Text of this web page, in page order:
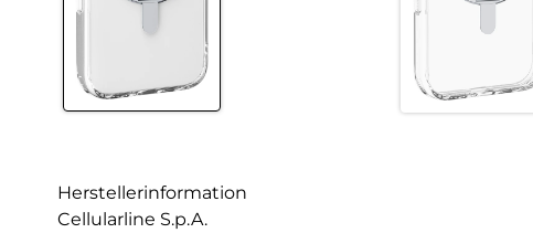
Herstellerinformation
Cellularline S.p.A.